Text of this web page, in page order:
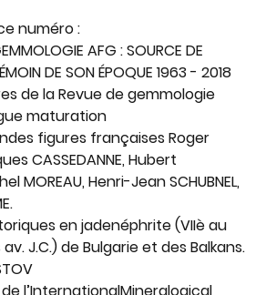
numéro :
AFG : SOURCE DE
DE SON ÉPOQUE 1963 - 2018
de la Revue de gemmologie
maturation
figures françaises Roger
CASSEDANNE, Hubert
MOREAU, Henri-Jean SCHUBNEL,
en jadenéphrite (VIIè au
J.C.) de Bulgarie et des Balkans.